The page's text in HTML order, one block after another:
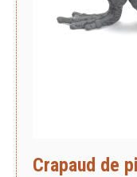
Crapaud de